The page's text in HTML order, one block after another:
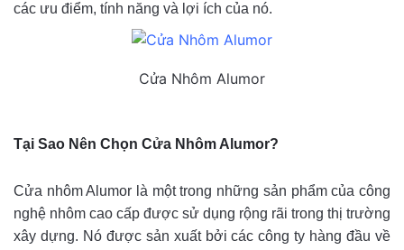
các ưu điểm, tính năng và lợi ích của nó.
Cửa Nhôm Alumor
Tại Sao Nên Chọn Cửa Nhôm Alumor?
Cửa nhôm Alumor là một trong những sản phẩm của công
nghệ nhôm cao cấp được sử dụng rộng rãi trong thị trường
xây dựng. Nó được sản xuất bởi các công ty hàng đầu về